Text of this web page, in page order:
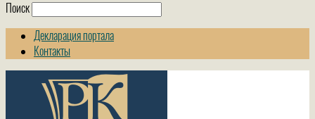
Поиск
Декларация портала
Контакты